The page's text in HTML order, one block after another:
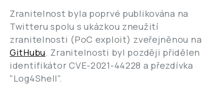
Zranitelnost byla poprvé publikována na
Twitteru spolu s ukázkou zneužití
zranitelnosti (PoC exploit) zveřejněnou na
GitHubu. Zranitelnosti byl později přidělen
identifikátor CVE-2021-44228 a přezdívka
"Log4Shell".